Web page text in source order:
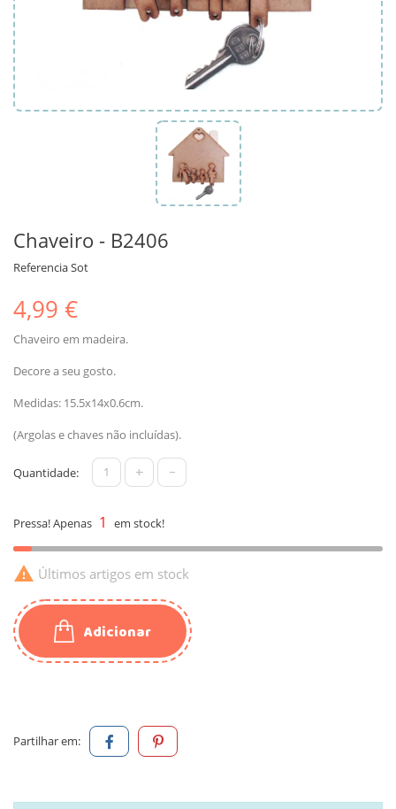
Chaveiro - B2406
ReferenciaSot
4,99 €
Chaveiro em madeira.
Decore a seu gosto.
Medidas: 15.5x14x0.6cm.
(Argolas e chaves não incluídas).
Quantidade: + -
Pressa! Apenas 1 em stock!
 Últimos artigos em stock
Adicionar
Partilhar em: